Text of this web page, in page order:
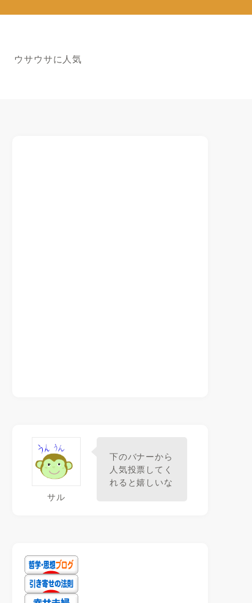
ウサウサに人気
サル
下のバナーから
人気投票してく
れると嬉しいな